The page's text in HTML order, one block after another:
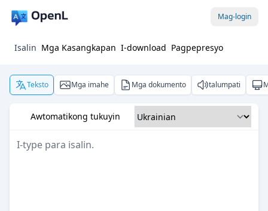
Mag-login
Isalin Mga Kasangkapan I-download Pagpepresyo
Teksto Mga imahe Mga dokumento talumpati
Awtomatikong tukuyin